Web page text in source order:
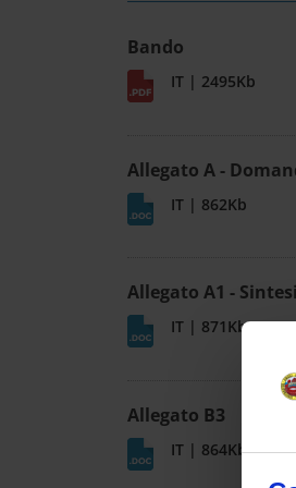
Bando
IT | 2495Kb
Allegato A -
IT | 862Kb
Allegato A1 -
IT | 871Kb
Allegato B3
IT | 864Kb